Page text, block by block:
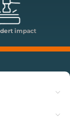
impact